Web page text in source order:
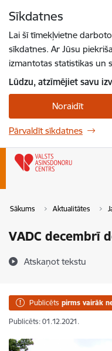
Sīkdatnes
Lai šī tīmekļvietne
sīkdatnes. Ar Jūsu
izmantotas statistikas un
Lūdzu, atzīmējiet savu
Noraidīt
Pārvaldīt sīkdatnes
Sākums Aktualitātes
VADC decembrī
Atskaņot tekstu
Publicēts pirms vairāk
Publicēts: 01.12.2021.